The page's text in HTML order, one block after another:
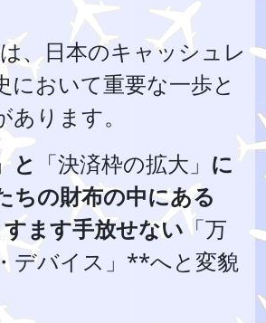
、日本のキャッシュレ
において重要な一歩と
ります。
と 「決済枠の拡大」 に
ちの財布の中にある
ます手放せない 「万
デバイス」**へと変貌